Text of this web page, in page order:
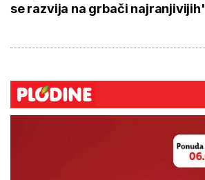
se razvija na grbači najranjivijih'